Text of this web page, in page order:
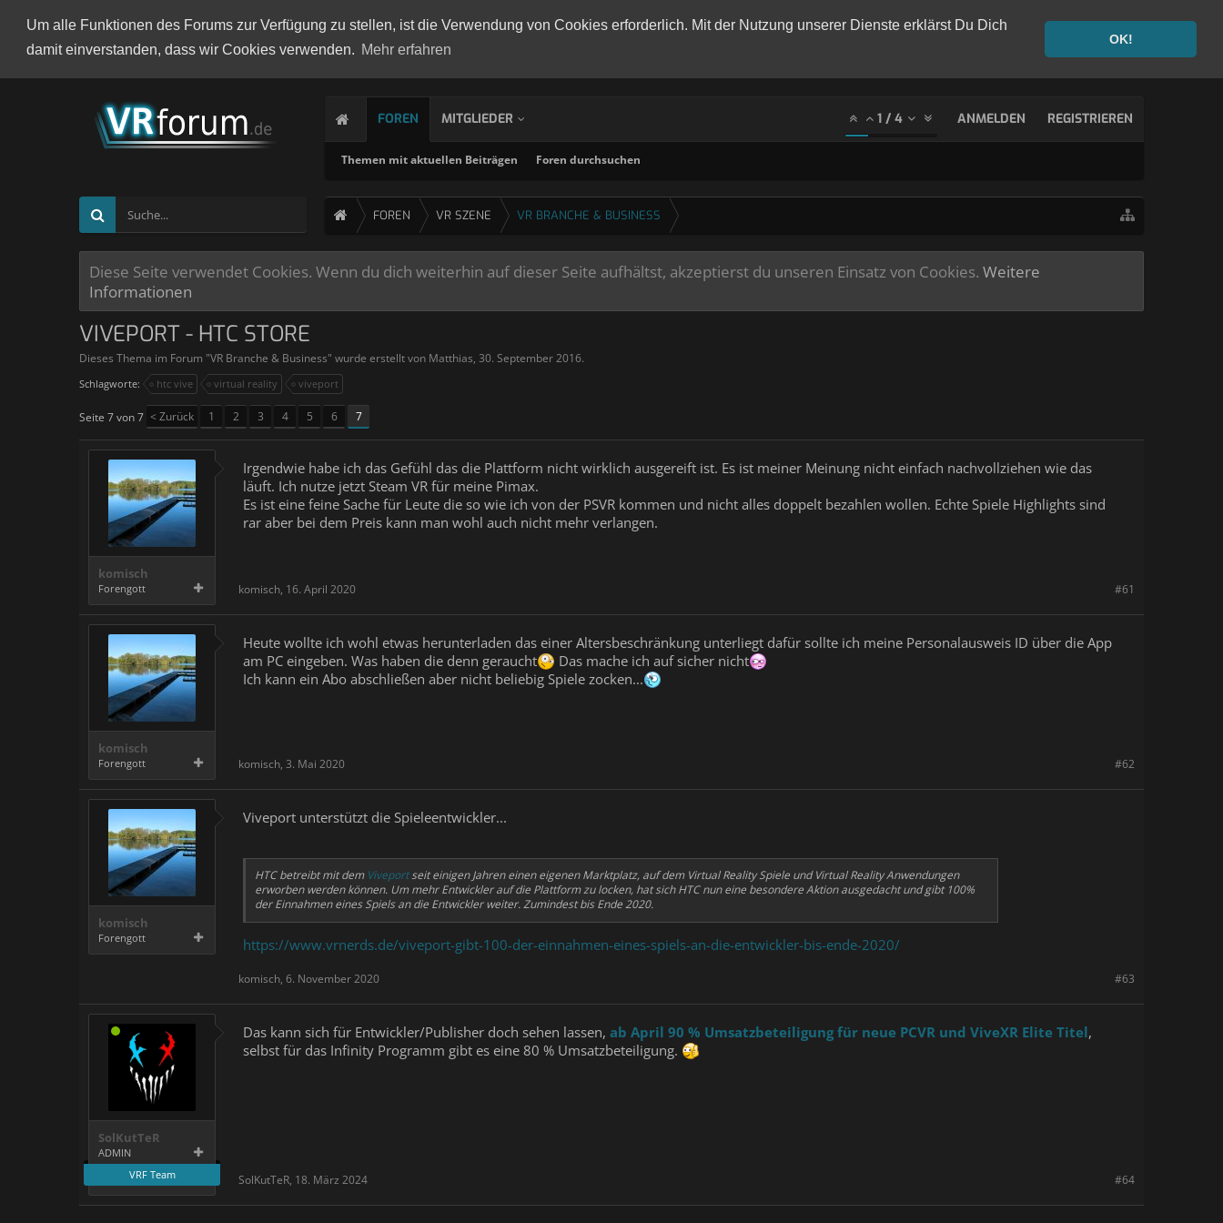
Um alle Funktionen des Forums zur Verfügung zu stellen, ist die Verwendung von Cookies erforderlich. Mit der Nutzung unserer Dienste erklärst Du Dich
damit einverstanden, dass wir Cookies verwenden. Mehr erfahren
OK!
FOREN
Themen mit aktuellen Beiträgen Foren durchsuchen
MITGLIEDER 1 / 4 ANMELDEN REGISTRIEREN
FOREN VR SZENE VR BRANCHE & BUSINESS
Diese Seite verwendet Cookies. Wenn du dich weiterhin auf dieser Seite aufhältst, akzeptierst du unseren Einsatz von Cookies. Weitere
Informationen
VIVEPORT - HTC STORE
Dieses Thema im Forum "VR Branche & Business" wurde erstellt von Matthias, 30. September 2016.
Schlagworte: htc vive virtual reality viveport
Seite 7 von 7 < Zurück 1 2 3 4 5 6 7
komisch
Forengott
Irgendwie habe ich das Gefühl das die Plattform nicht wirklich ausgereift ist. Es ist meiner Meinung nicht einfach nachvollziehen wie das
läuft. Ich nutze jetzt Steam VR für meine Pimax.
Es ist eine feine Sache für Leute die so wie ich von der PSVR kommen und nicht alles doppelt bezahlen wollen. Echte Spiele Highlights sind
rar aber bei dem Preis kann man wohl auch nicht mehr verlangen.
#61
komisch, 16. April 2020
komisch
Forengott
Heute wollte ich wohl etwas herunterladen das einer Altersbeschränkung unterliegt dafür sollte ich meine Personalausweis ID über die App
am PC eingeben. Was haben die denn geraucht
Das mache ich auf sicher nicht
Ich kann ein Abo abschließen aber nicht beliebig Spiele zocken...
#62
komisch, 3. Mai 2020
komisch
Forengott
Viveport unterstützt die Spieleentwickler...
HTC betreibt mit dem Viveportseit einigen Jahren einen eigenen Marktplatz, auf dem Virtual Reality Spiele und Virtual Reality Anwendungen
erworben werden können. Um mehr Entwickler auf die Plattform zu locken, hat sich HTC nun eine besondere Aktion ausgedacht und gibt 100%
der Einnahmen eines Spiels an die Entwickler weiter. Zumindest bis Ende 2020.
https://www.vrnerds.de/viveport-gibt-100-der-einnahmen-eines-spiels-an-die-entwickler-bis-ende-2020/
#63
komisch, 6. November 2020
SolKutTeR
ADMIN
VRF Team
Das kann sich für Entwickler/Publisher doch sehen lassen, ab April 90 % Umsatzbeteiligung für neue PCVR und ViveXR Elite Titel,
selbst für das Infinity Programm gibt es eine 80 % Umsatzbeteiligung.
#64
SolKutTeR, 18. März 2024